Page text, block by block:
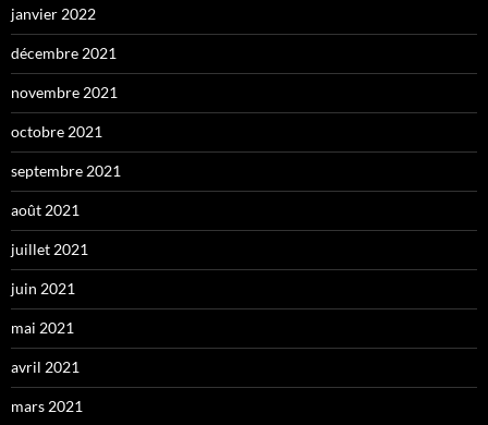
janvier 2022
décembre 2021
novembre 2021
octobre 2021
septembre 2021
août 2021
juillet 2021
juin 2021
mai 2021
avril 2021
mars 2021